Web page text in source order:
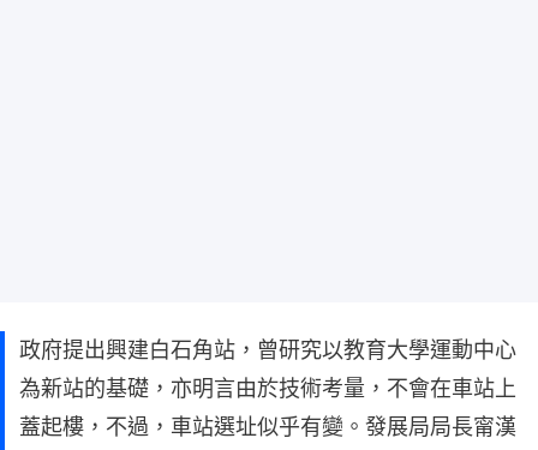
政府提出興建白石角站，曾研究以教育大學運動中心
為新站的基礎，亦明言由於技術考量，不會在車站上
蓋起樓，不過，車站選址似乎有變。發展局局長甯漢